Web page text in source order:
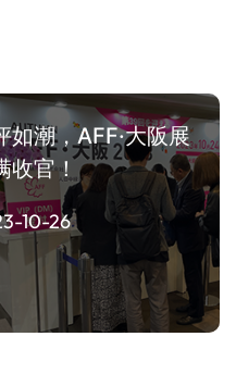
如潮，AFF·大阪展
收官！
10-26